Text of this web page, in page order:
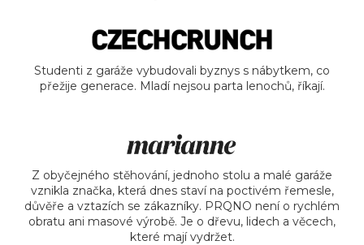
Studenti z garáže vybudovali byznys s nábytkem, co
přežije generace. Mladí nejsou parta lenochů, říkají.
Z obyčejného stěhování, jednoho stolu a malé garáže
vznikla značka, která dnes staví na poctivém řemesle,
důvěře a vztazích se zákazníky. PRQNO není o rychlém
obratu ani masové výrobě. Je o dřevu, lidech a věcech,
které mají vydržet.